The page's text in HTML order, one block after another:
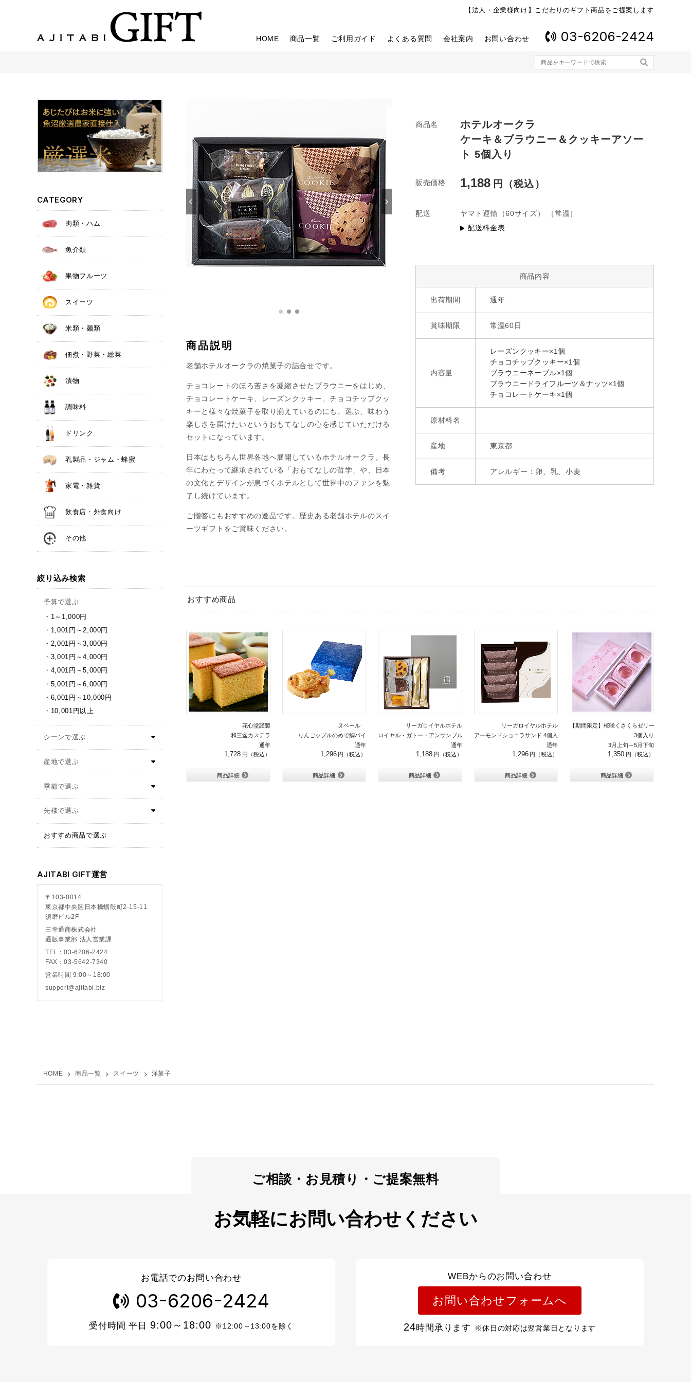
【法人・企業様向け】こだわりのギフト商品をご提案します
HOME 商品一覧 ご利用ガイド よくある質問 会社案内 お問い合わせ 03-6206-2424
CATEGORY
肉類・ハム
魚介類
果物フルーツ
スイーツ
米類・麺類
佃煮・野菜・総菜
漬物
調味料
ドリンク
乳製品・ジャム・蜂蜜
家電・雑貨
飲食店・外食向け
その他
絞り込み検索
予算で選ぶ
1～1,000円
1,001円～2,000円
2,001円～3,000円
3,001円～4,000円
4,001円～5,000円
5,001円～6,000円
6,001円～10,000円
10,001円以上
おすすめ商品で選ぶ
AJITABI GIFT運営
〒103-0014
東京都中央区日本橋蛎殻町2-15-11
須磨ビル2F
三幸通商株式会社
通販事業部 法人営業課
TEL：03-6206-2424
FAX：03-5642-7340
営業時間 9:00～18:00
support@ajitabi.biz
商品説明
老舗ホテルオークラの焼菓子の詰合せです。
チョコレートのほろ苦さを凝縮させたブラウニーをはじめ、
チョコレートケーキ、レーズンクッキー、チョコチップクッ
キーと様々な焼菓子を取り揃えているのにも、選ぶ、味わう
楽しさを届けたいというおもてなしの心を感じていただける
セットになっています。
日本はもちろん世界各地へ展開しているホテルオークラ。長
年にわたって継承されている「おもてなしの哲学」や、日本
の文化とデザインが息づくホテルとして世界中のファンを魅
了し続けています。
ご贈答にもおすすめの逸品です。歴史ある老舗ホテルのスイ
ーツギフトをご賞味ください。
商品名
ホテルオークラ
ケーキ＆ブラウニー＆クッキーアソー
ト 5個入り
販売価格 1,188
配送 ヤマト運輸 （60サイズ）
［常温］
配送料金表
商品内容
出荷期間 通年
賞味期限 常温60日
内容量
レーズンクッキー×1個
チョコチップクッキー×1個
ブラウニーネーブル×1個
ブラウニードライフルーツ＆ナッツ×1個
チョコレートケーキ×1個
原材料名
産地 東京都
備考 アレルギー：卵、乳、小麦
おすすめ商品
花心堂謹製
和三盆カステラ
通年
1,728
商品詳細
ヌベール
りんごップルのめで鯛パイ
通年
1,296
商品詳細
リーガロイヤルホテル
ロイヤル・ガトー・アンサンブル 5個
通年
1,188
商品詳細
リーガロイヤルホテル
アーモンドショコラサンド 4個入り
通年
1,296
商品詳細
【期間限定】桜咲くさくらゼリー
3個入り
3月上旬～5月下旬
1,350
商品詳細
HOME 商品一覧 スイーツ 洋菓子
お気軽にお問い合わせください
お電話でのお問い合わせ
03-6206-2424
受付時間 平日 9:00～18:00 ※12:00～13:00を除く
WEBからのお問い合わせ
お問い合わせフォームへ
24時間承ります ※休日の対応は翌営業日となります